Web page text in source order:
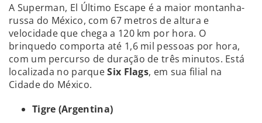
A Superman, El Último Escape é a maior montanha-
russa do México, com 67 metros de altura e
velocidade que chega a 120 km por hora. O
brinquedo comporta até 1,6 mil pessoas por hora,
com um percurso de duração de três minutos. Está
localizada no parqueSix Flags, em sua filial na
Cidade do México.
Tigre (Argentina)